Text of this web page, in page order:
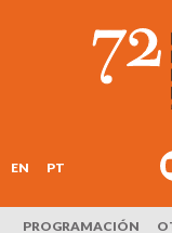
EN PT
PROGRAMACIÓN